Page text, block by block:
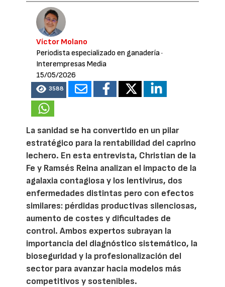
Víctor Molano
Periodista especializado en ganadería·
Interempresas Media
15/05/2026
3588
La sanidad se ha convertido en un pilar
estratégico para la rentabilidad del caprino
lechero. En esta entrevista, Christian de la
Fe y Ramsés Reina analizan el impacto de la
agalaxia contagiosa y los lentivirus, dos
enfermedades distintas pero con efectos
similares: pérdidas productivas silenciosas,
aumento de costes y dificultades de
control. Ambos expertos subrayan la
importancia del diagnóstico sistemático, la
bioseguridad y la profesionalización del
sector para avanzar hacia modelos más
competitivos y sostenibles.